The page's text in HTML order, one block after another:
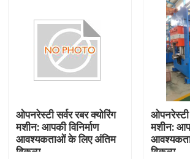
ओपनरेस्टी सर्वर रबर क्योरिंग
मशीन: आपकी विनिर्माण
आवश्यकताओं के लिए अंतिम
विकल्प
ओपनरेस्टी
मशीन:
विकल्प